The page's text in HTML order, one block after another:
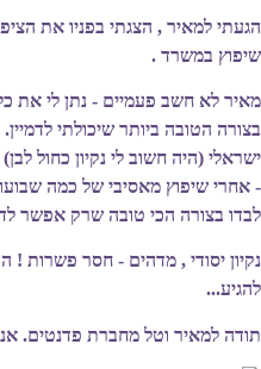
הגעתי למאיר , הצגתי בפניו את
שיפוץ במשרד .
מאיר לא חשב פעמיים - נתן לי את
בצורה הטובה ביותר שיכולתי
ישראלי (היה חשוב לי נקיון כחול
- אחרי שיפוץ מאסיבי של כמה
לבדו בצורה הכי טובה שרק אפשר
נקיון יסודי , מדהים - חסר פשרות !
להגיע...
תודה למאיר וטל מחברת פדנטים.